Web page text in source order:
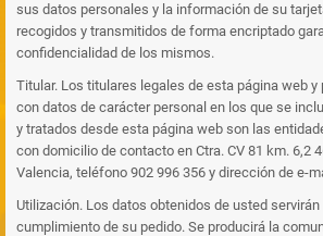
sus datos personales y la información de su
recogidos y transmitidos de forma encriptado
confidencialidad de los mismos.
Titular. Los titulares legales de esta página web
con datos de carácter personal en los que se
y tratados desde esta página web son las
con domicilio de contacto en Ctra. CV 81 km. 6,2
Valencia, teléfono 902 996 356 y dirección de e-
Utilización. Los datos obtenidos de usted
cumplimiento de su pedido. Se producirá la